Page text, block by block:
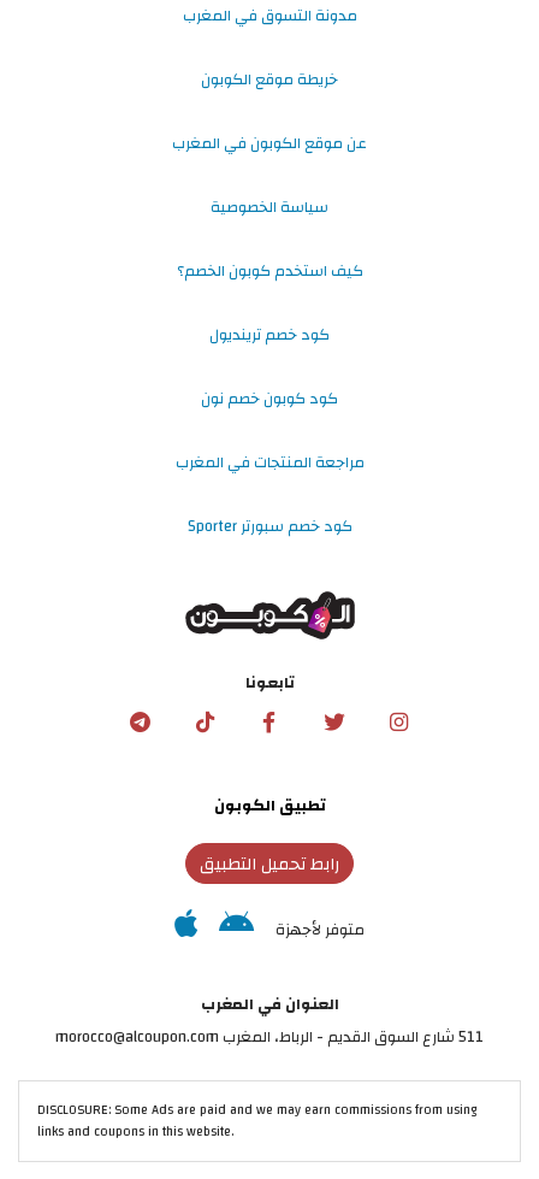
مدونة التسوق في المغرب
خريطة موقع الكوبون
عن موقع الكوبون في المغرب
سياسة الخصوصية
كيف استخدم كوبون الخصم؟
كود خصم ترينديول
كود كوبون خصم نون
مراجعة المنتجات في المغرب
كود خصم سبورتر Sporter
تابعونا
تطبيق الكوبون
رابط تحميل التطبيق
متوفر لأجهزة
العنوان في المغرب
511 شارع السوق القديم - الرباط، المغرب morocco@alcoupon.com
DISCLOSURE: Some Ads are paid and we may earn commissions from using
links and coupons in this website.